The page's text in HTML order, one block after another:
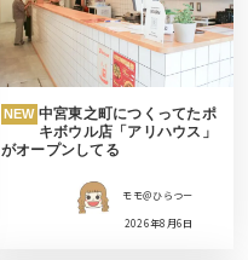
NEW 中宮東之町につくってたポ
キボウル店「アリハウス」
がオープンしてる
モモ＠ひらつー
2026年8月6日